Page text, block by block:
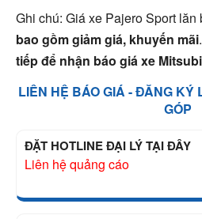
Ghi chú: Giá xe Pajero Sport lăn
bao gồm giảm giá, khuyến mãi.
tiếp để nhận báo giá xe
LIÊN HỆ BÁO GIÁ - ĐĂNG KÝ
GÓP
ĐẶT HOTLINE ĐẠI LÝ TẠI ĐÂY
Liên hệ quảng cáo